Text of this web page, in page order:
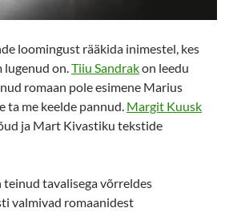
loomingust rääkida inimestel, kes
on. Tiiu Sandrakon leedu
romaan pole esimene Marius
ta me keelde pannud. Margit Kuusk
ja Mart Kivastiku tekstide
tavalisega võrreldes
valmivad romaanidest